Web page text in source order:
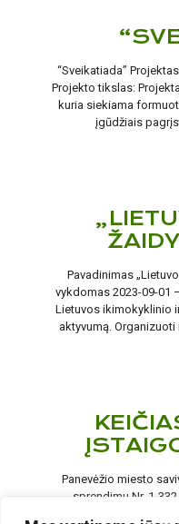
“Sveikatiada”
Projekto tikslas:
kuria siekiama
įgūdžiais
Pavadinimas
vykdomas 2023-09-01
Lietuvos ikimokyklinio
aktyvumą.
Panevėžio miesto
sprendimu Nr. 1-